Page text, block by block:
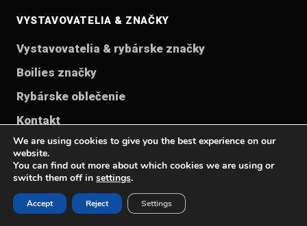
We are using cookies to give you the best experience on our
website.
You can find out more about which cookies we are using or
switch them off in settings.
Accept Reject Settings
VYSTAVOVATELIA & ZNAČKY
Vystavovatelia & rybárske značky
Boilies značky
Rybárske oblečenie
Kontakt
RYBÁRSKE SVETY
Sprievodca rybárskymi prútmi